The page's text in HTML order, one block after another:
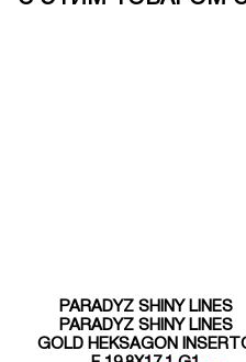
PARADYZ SHINY LINES
PARADYZ SHINY LINES
GOLD HEKSAGON